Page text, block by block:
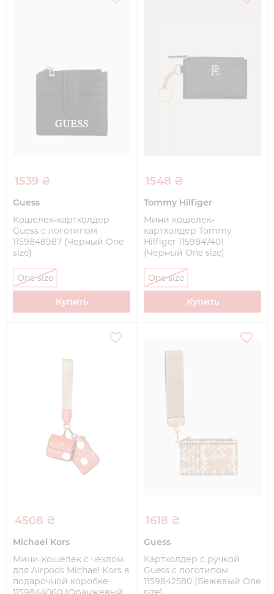
1539 ₴
Guess
Кошелек-картхолдер
Guess с логотипом
1159848987 (Черный One
size)
One size
Купить
1548 ₴
Tommy Hilfiger
Мини кошелек-
картхолдер Tommy
Hilfiger 1159847401
(Черный One size)
One size
Купить
4508 ₴
Michael Kors
Мини-кошелек с чехлом
для Airpods Michael Kors в
подарочной коробке
1618 ₴
Guess
Картхолдер с ручкой
Guess с логотипом
1159842580 (Бежевый One